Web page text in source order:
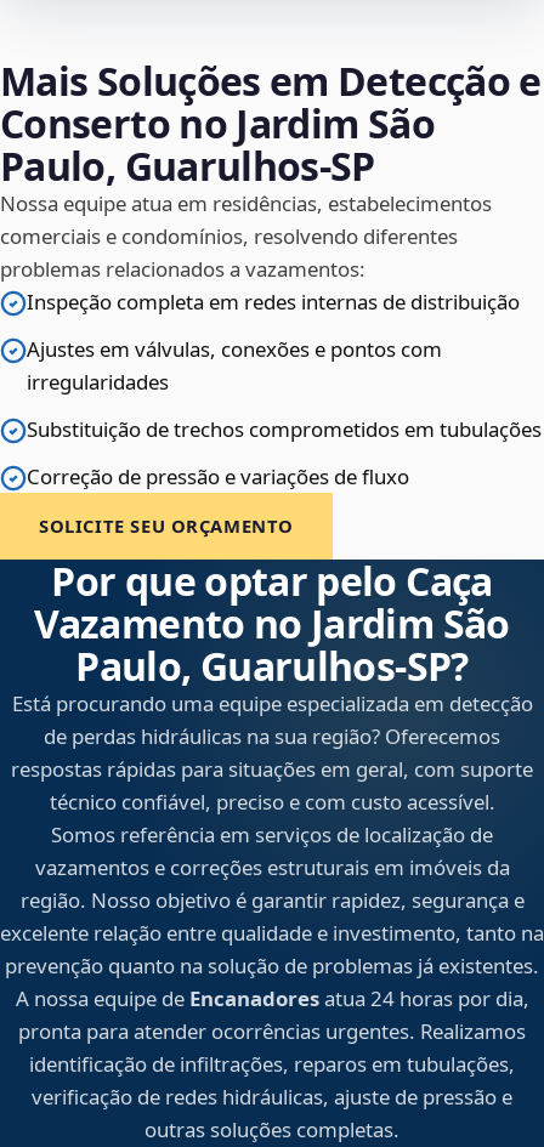
Mais Soluções em Detecção e
Conserto no Jardim São
Paulo, Guarulhos‑SP
Nossa equipe atua em residências, estabelecimentos
comerciais e condomínios, resolvendo diferentes
problemas relacionados a vazamentos:
Inspeção completa em redes internas de distribuição
Ajustes em válvulas, conexões e pontos com
irregularidades
Substituição de trechos comprometidos em tubulações
Correção de pressão e variações de fluxo
SOLICITE SEU ORÇAMENTO
Por que optar pelo Caça
Vazamento no Jardim São
Paulo, Guarulhos‑SP?
Está procurando uma equipe especializada em detecção
de perdas hidráulicas na sua região? Oferecemos
respostas rápidas para situações em geral, com suporte
técnico confiável, preciso e com custo acessível.
Somos referência em serviços de localização de
vazamentos e correções estruturais em imóveis da
região. Nosso objetivo é garantir rapidez, segurança e
excelente relação entre qualidade e investimento, tanto na
prevenção quanto na solução de problemas já existentes.
A nossa equipe de Encanadoresatua 24 horas por dia,
pronta para atender ocorrências urgentes. Realizamos
identificação de infiltrações, reparos em tubulações,
verificação de redes hidráulicas, ajuste de pressão e
outras soluções completas.